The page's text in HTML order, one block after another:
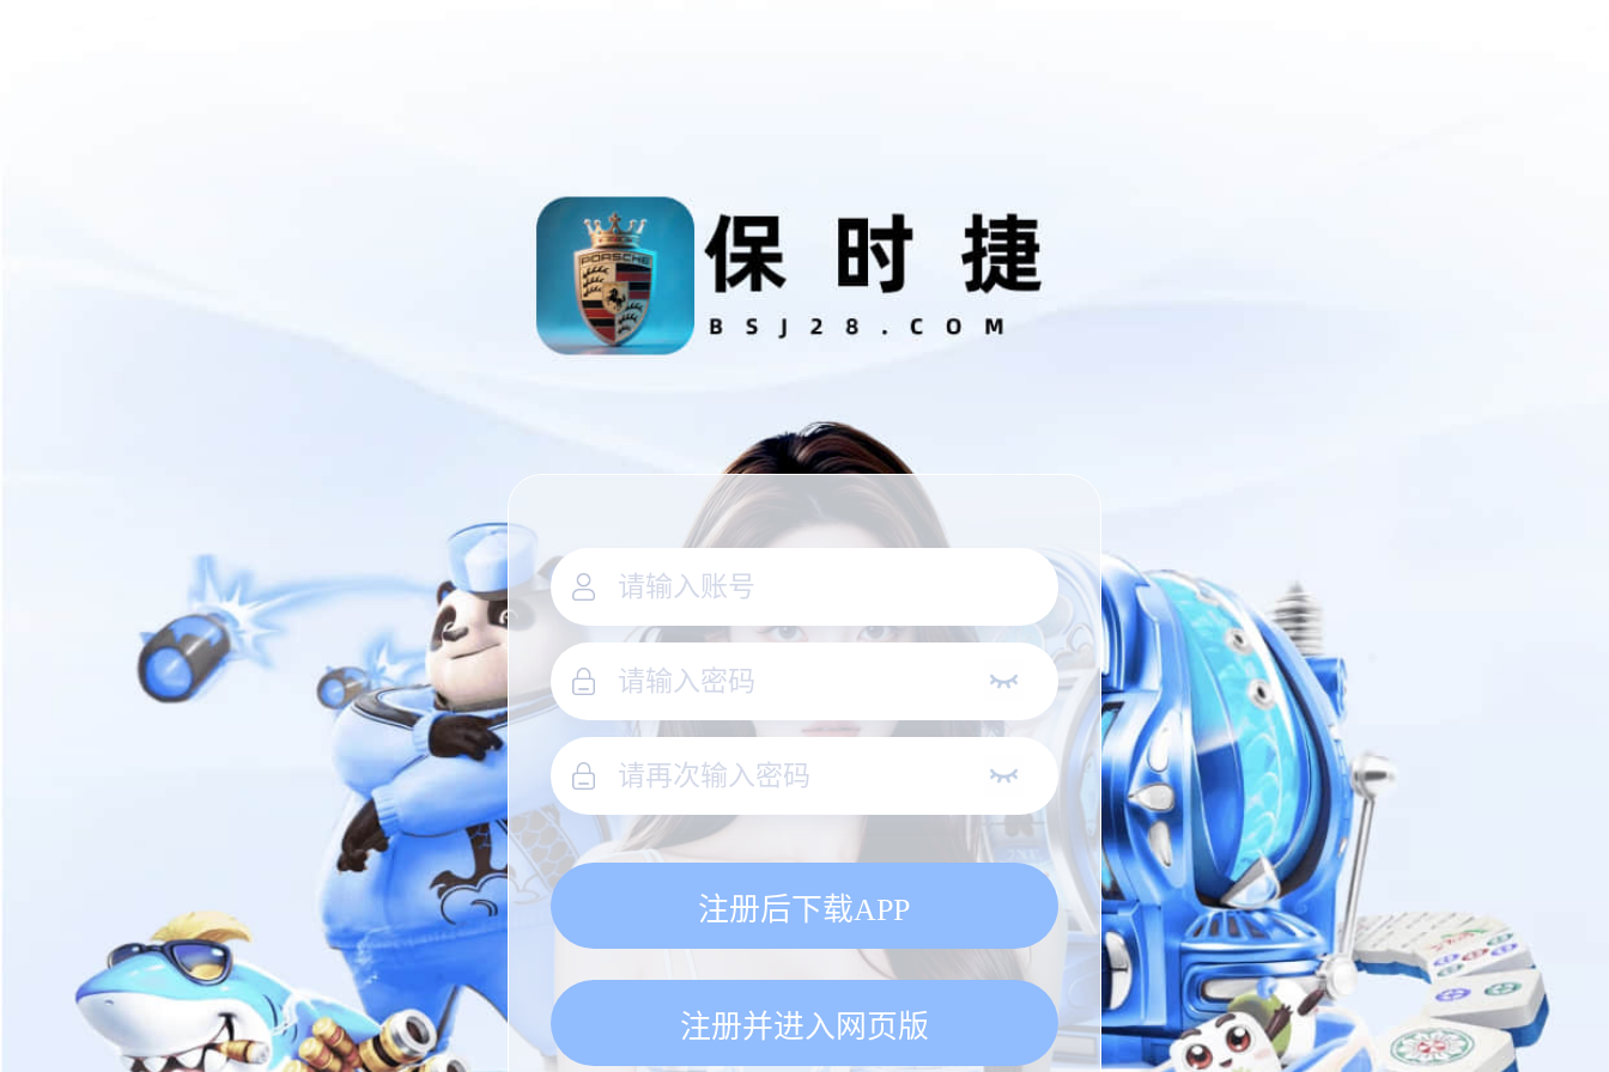
注册后下载APP
注册并进入网页版